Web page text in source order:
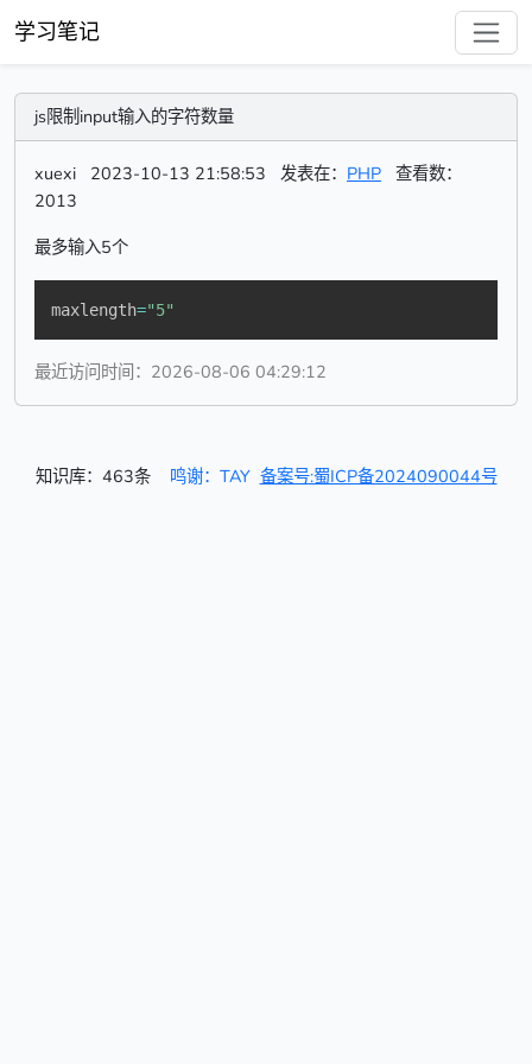
学习笔记
js限制input输入的字符数量
xuexi 2023-10-13 21:58:53 发表在： PHP 查看数：
2013
最多输入5个
maxlength="5"
最近访问时间：2026-08-06 04:29:12
知识库：463条 鸣谢：TAY 备案号:蜀ICP备2024090044号